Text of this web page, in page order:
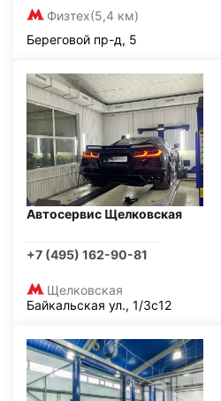
Физтех(5,4 км)
Береговой пр-д, 5
Автосервис Щелковская
+7 (495) 162-90-81
Щелковская
Байкальская ул., 1/3с12